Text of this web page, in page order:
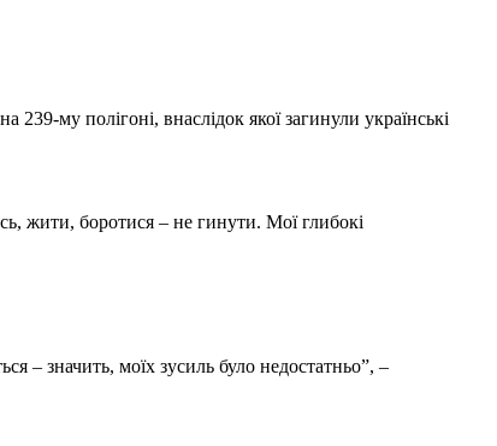
му полігоні, внаслідок якої загинули українські
жити, боротися – не гинути. Мої глибокі
– значить, моїх зусиль було недостатньо”, –